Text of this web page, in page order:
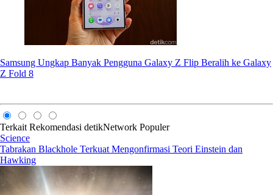
Samsung Ungkap Banyak Pengguna Galaxy Z Flip Beralih ke Galaxy
Z Fold 8
Terkait Rekomendasi detikNetwork Populer
Science
Tabrakan Blackhole Terkuat Mengonfirmasi Teori Einstein dan
Hawking